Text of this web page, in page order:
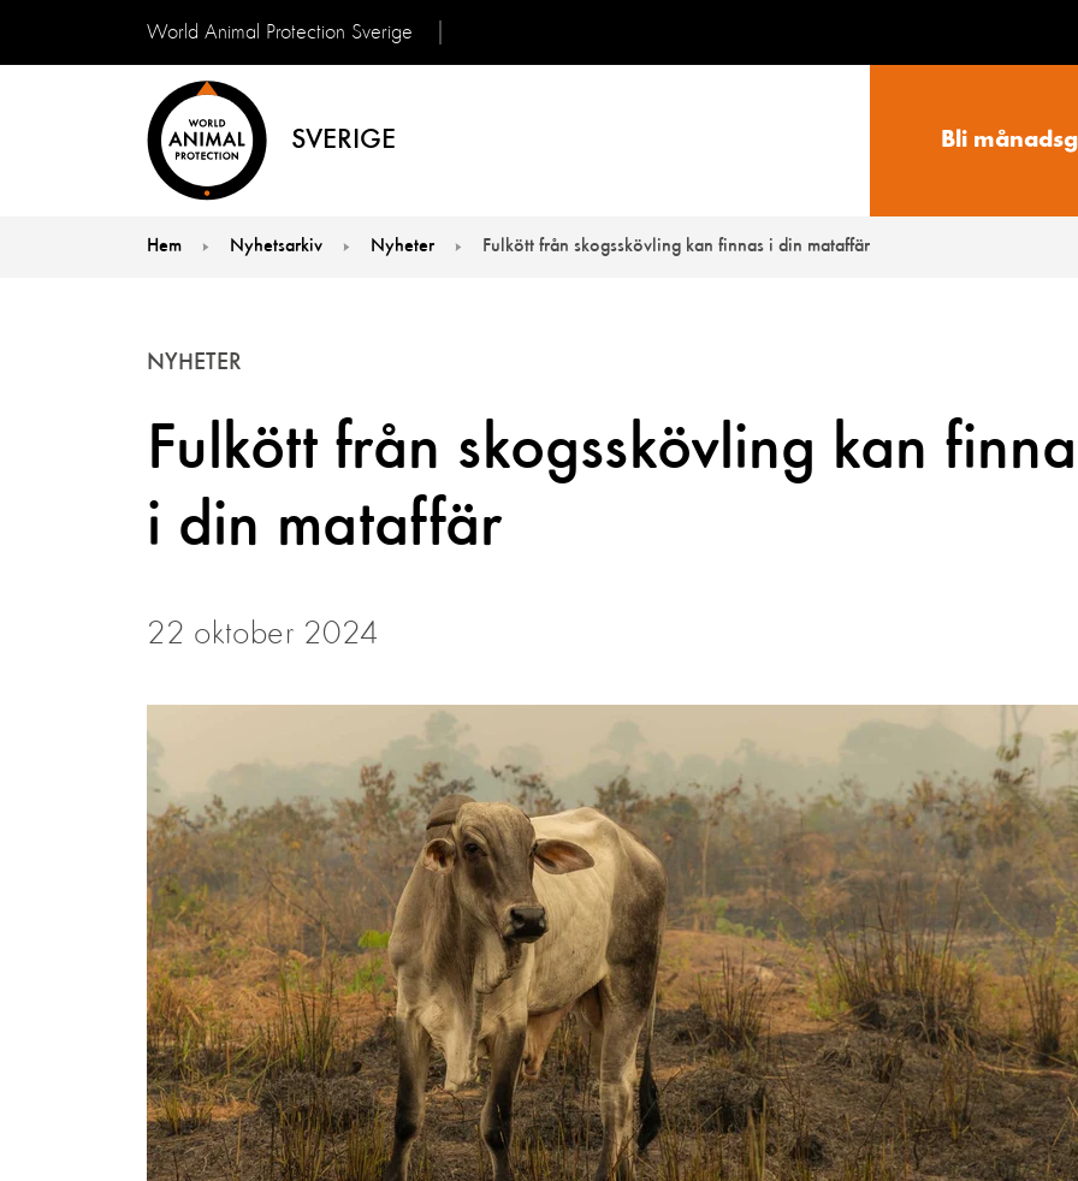
World Animal Protection Sverige
SVERIGE Bli
Hem Nyhetsarkiv Nyheter Fulkött från skogsskövling kan finnas i din mataffär
Fulkött från skogsskövling kan
i din mataffär
NYHETER
22 oktober 2024